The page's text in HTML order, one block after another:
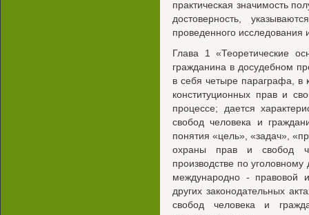
практическая значимость
достоверность,
проведенного исследования
Глава 1 «Теоретические
гражданина в досудебном
в себя четыре параграфа, в
конституционных прав и
процессе; дается
свобод человека и
понятия «цель», «задач»,
охраны прав и свобод
производстве по
международно - правовой
других законодательных
свобод человека и